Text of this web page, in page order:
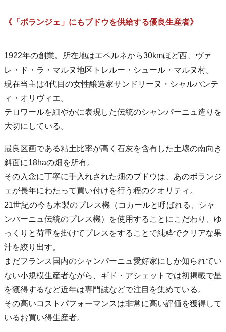
《「ボランジェ」にもブドウを供給する優良生産者》
1922年の創業。所在地はエペルネから30kmほど西、ヴァ
レ・ド・ラ・マルヌ地区トレルー・シュール・マルヌ村。
現在当主は4代目の女性醸造家サンドリーヌ・シャルパンテ
ィ・オリヴィエ。
テロワールを細やかに表現した伝統のシャンパーニュ造りを
大切にしている。
最良区画である粘土比率が高く石灰を含有した土壌の南向き
斜面に18haの畑を所有。
その入念に丁寧に手入れされた畑のブドウは、あのボランジ
ェが長年にわたって買い付けを行う程のクオリティ。
21世紀の今も木製のプレス機（コカールと呼ばれる、シャ
ンパーニュ伝統のプレス機）を使用することにこだわり、ゆ
っくりと荷重を掛けてプレスをすることで純粋でクリアな果
汁を絞り出す。
まだフランス国内のシャンパーニュ愛好家にしか知られてい
ない小規模生産者ながら、ギド・アシェットでは初掲載で星
を獲得するなど近年は専門誌などで注目を集めている。
その高いコストパフォーマンスは非常に高い評価を獲得して
いるお買い得生産者。